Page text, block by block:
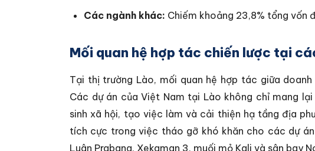
Các ngành khác: Chiếm khoảng 23,8% tổng vốn
Mối quan hệ hợp tác chiến lược tại
Tại thị trường Lào, mối quan hệ hợp tác giữa
Các dự án của Việt Nam tại Lào không chỉ mang
sinh xã hội, tạo việc làm và cải thiện hạ tầng địa
tích cực trong việc tháo gỡ khó khăn cho các dự
Luân Prabang, Xekaman 3, muối mỏ Kali và sân bay